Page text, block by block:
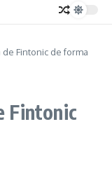
Fintonic de forma
Fintonic